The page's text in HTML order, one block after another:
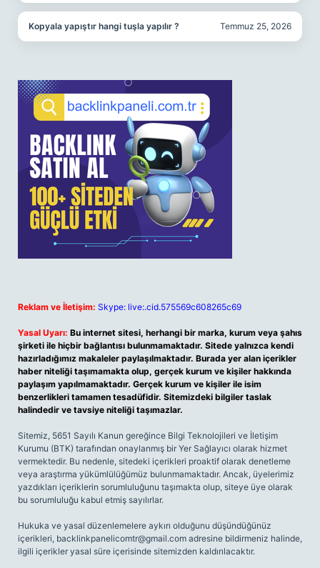
Kopyala yapıştır hangi tuşla yapılır ? Temmuz 25, 2026
Reklam ve İletişim: Skype: live:.cid.575569c608265c69
Yasal Uyarı: Bu internet sitesi, herhangi bir marka, kurum veya şahıs
şirketi ile hiçbir bağlantısı bulunmamaktadır. Sitede yalnızca kendi
hazırladığımız makaleler paylaşılmaktadır. Burada yer alan içerikler
haber niteliği taşımamakta olup, gerçek kurum ve kişiler hakkında
paylaşım yapılmamaktadır. Gerçek kurum ve kişiler ile isim
benzerlikleri tamamen tesadüfidir. Sitemizdeki bilgiler taslak
halindedir ve tavsiye niteliği taşımazlar.
Sitemiz, 5651 Sayılı Kanun gereğince Bilgi Teknolojileri ve İletişim
Kurumu (BTK) tarafından onaylanmış bir Yer Sağlayıcı olarak hizmet
vermektedir. Bu nedenle, sitedeki içerikleri proaktif olarak denetleme
veya araştırma yükümlülüğümüz bulunmamaktadır. Ancak, üyelerimiz
yazdıkları içeriklerin sorumluluğunu taşımakta olup, siteye üye olarak
bu sorumluluğu kabul etmiş sayılırlar.
Hukuka ve yasal düzenlemelere aykırı olduğunu düşündüğünüz
içerikleri, backlinkpanelicomtr@gmail.com adresine bildirmeniz halinde,
ilgili içerikler yasal süre içerisinde sitemizden kaldırılacaktır.